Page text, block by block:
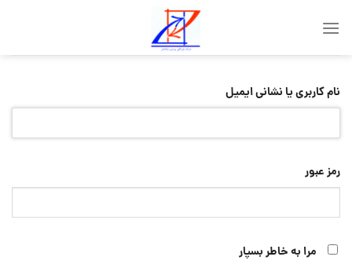
نام کاربری یا نشانی ایمیل
رمز عبور
مرا به خاطر بسپار